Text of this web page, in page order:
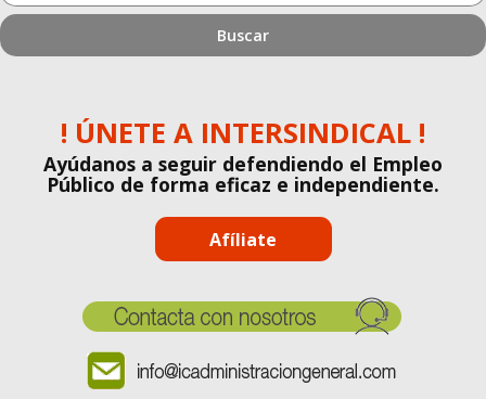
estás
buscando?
! ÚNETE A INTERSINDICAL !
Ayúdanos a seguir defendiendo el Empleo
Público de forma eficaz e independiente.
Afíliate